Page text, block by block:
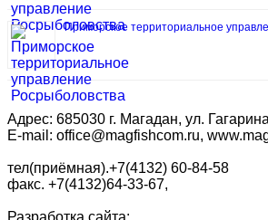
Приморское территориальное
Адрес: 685030 г. Магадан, ул.
E-mail: office@magfishcom.ru,
тел(приёмная).+7(4132) 60-84-58
факс. +7(4132)64-33-67,